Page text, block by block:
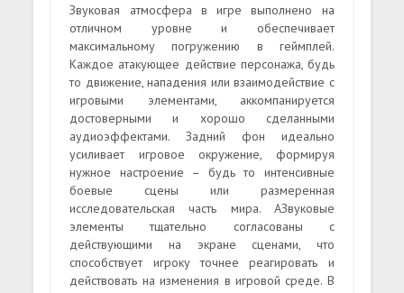
Звуковая атмосфера в игре выполнено на
отличном уровне и обеспечивает
максимальному погружению в геймплей.
Каждое атакующее действие персонажа, будь
то движение, нападения или взаимодействие с
игровыми элементами, аккомпанируется
достоверными и хорошо сделанными
аудиоэффектами. Задний фон идеально
усиливает игровое окружение, формируя
нужное настроение – будь то интенсивные
боевые сцены или размеренная
исследовательская часть мира. АЗвуковые
элементы тщательно согласованы с
действующими на экране сценами, что
способствует игроку точнее реагировать и
действовать на изменения в игровой среде. В